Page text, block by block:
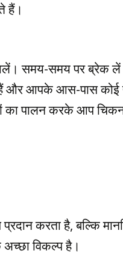
हैं।
समय-समय पर ब्रेक
और आपके आस-पास कोई
का पालन करके आप चिकन
करता है, बल्कि
विकल्प है।